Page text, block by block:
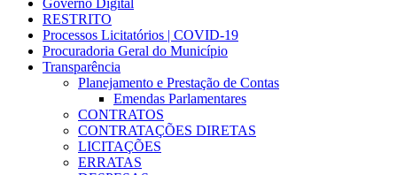
Governo Digital
RESTRITO
Processos Licitatórios | COVID-19
Procuradoria Geral do Município
Transparência
Planejamento e Prestação de Contas
Emendas Parlamentares
CONTRATOS
CONTRATAÇÕES DIRETAS
LICITAÇÕES
ERRATAS